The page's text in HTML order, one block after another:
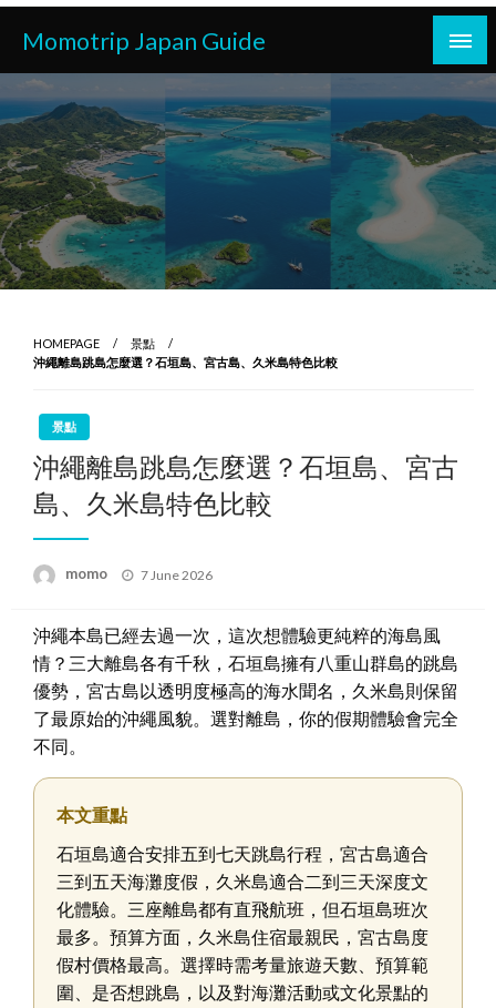
Skip
content
Momotrip Japan Guide
HOMEPAGE
景點
沖繩離島跳島怎麼選？石垣島、宮古島、久米島特色比較
景點
沖繩離島跳島怎麼選？石垣島、宮古
島、久米島特色比較
momo
Posted
7 June 2026
沖繩本島已經去過一次，這次想體驗更純粹的海島風
情？三大離島各有千秋，石垣島擁有八重山群島的跳島
優勢，宮古島以透明度極高的海水聞名，久米島則保留
了最原始的沖繩風貌。選對離島，你的假期體驗會完全
不同。
本文重點
石垣島適合安排五到七天跳島行程，宮古島適合
三到五天海灘度假，久米島適合二到三天深度文
化體驗。三座離島都有直飛航班，但石垣島班次
最多。預算方面，久米島住宿最親民，宮古島度
假村價格最高。選擇時需考量旅遊天數、預算範
圍、是否想跳島，以及對海灘活動或文化景點的